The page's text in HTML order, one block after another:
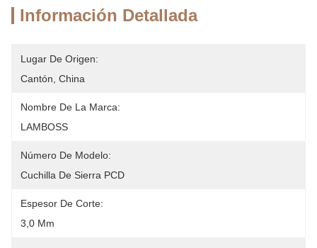
Información Detallada
Lugar De Origen:
Cantón, China
Nombre De La Marca:
LAMBOSS
Número De Modelo:
Cuchilla De Sierra PCD
Espesor De Corte:
3,0 Mm